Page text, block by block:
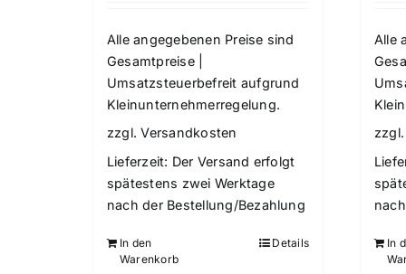
Alle angegebenen Preise sind
Gesamtpreise |
Umsatzsteuerbefreit aufgrund
Kleinunternehmerregelung.
zzgl.Versandkosten
Lieferzeit: Der Versand erfolgt
spätestens zwei Werktage
nach der Bestellung/Bezahlung
In den
Warenkorb
Details
Alle
In